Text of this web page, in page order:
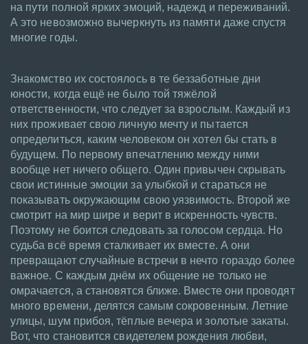
на пути полной ярких эмоций, надежд и переживаний.
А это невозможно вычеркнуть из памяти даже спустя
многие годы.
Знакомство их состоялось в те беззаботные дни
юности, когда ещё не было той тяжёлой
ответственности, что следует за взрослым. Каждый из
них проживает свою личную мечту и пытается
определиться, каким человеком он хотел бы стать в
будущем. По первому впечатлению между ними
вообще нет ничего общего. Один привычен скрывать
свои истинные эмоции за улыбкой и стараться не
показывать окружающим свою уязвимость. Второй же
смотрит на мир шире и верит в искренность чувств.
Поэтому не боится следовать за голосом сердца. Но
судьба всё время сталкивает их вместе. А они
превращают случайные встречи в нечто гораздо более
важное. С каждым днём их общение не только не
омрачается, а становятся ближе. Вместе они проводят
много времени, делятся самым сокровенным. Летние
улицы, шум прибоя, тёплые вечера и золотые закаты.
Вот, что становится свидетелем рождения любви,